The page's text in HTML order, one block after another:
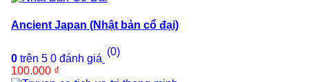
Ancient Japan (Nhật bản cổ đại)
0 trên 5 0 đánh giá
(0)
100.000 ₫